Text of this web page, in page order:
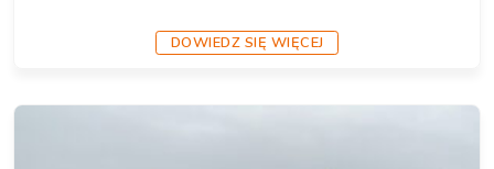
DOWIEDZ SIĘ WIĘCEJ